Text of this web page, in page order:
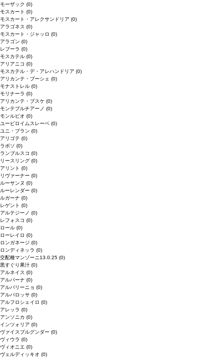
モーザック (0)
モスカート (0)
モスカート・アレクサンドリア (0)
アラゴネス (0)
モスカート・ジャッロ (0)
アラゴン (0)
レブーラ (0)
モスカテル (0)
アリアニコ (0)
モスカテル・デ・アレハンドリア (0)
アリカンテ・ブーシェ (0)
モナストレル (0)
モリナーラ (0)
アリカンテ・ブスケ (0)
モンテプルチアーノ (0)
モンルビオ (0)
ユービロイムスレーベ (0)
ユニ・ブラン (0)
アリゴテ (0)
ラボソ (0)
ランブルスコ (0)
リースリング (0)
アリント (0)
リヴァーナー (0)
ルーサンヌ (0)
ルーレンダー (0)
ルガーナ (0)
レゲント (0)
アルテジーノ (0)
レフォスコ (0)
ロール (0)
ローレイロ (0)
ロンガネージ (0)
ロンディネッラ (0)
交配種マンゾーニ13.0.25 (0)
黒すぐり果汁 (0)
アルネイス (0)
アルバーナ (0)
アルバリーニョ (0)
アルバロッサ (0)
アルフロシェイロ (0)
アレッラ (0)
アンソニカ (0)
インツォリア (0)
ヴァイスブルグンダー (0)
ヴィウラ (0)
ヴィオニエ (0)
ヴェルディッキオ (0)